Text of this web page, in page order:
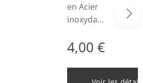
en Acier
inoxydabl
argentée,
pour
4,00 €